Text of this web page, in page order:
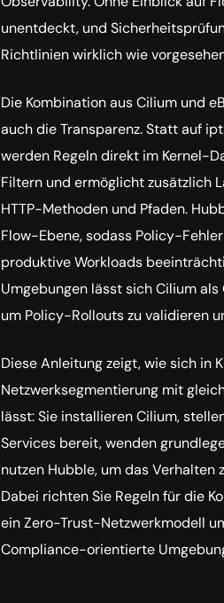
unentdeckt, und
Richtlinien wirklich wie
Die Kombination aus Cilium und
auch die Transparenz. Statt auf
werden Regeln direkt im Kernel-
Filtern und ermöglicht zusätzlich
HTTP-Methoden und Pfaden.
Flow-Ebene, sodass Policy-
produktive Workloads
Umgebungen lässt sich Cilium
um Policy-Rollouts zu validieren
Diese Anleitung zeigt, wie sich in
Netzwerksegmentierung mit
lässt: Sie installieren Cilium,
Services bereit, wenden
nutzen Hubble, um das Verhalten
Dabei richten Sie Regeln für die
ein Zero-Trust-Netzwerkmodell
Compliance-orientierte